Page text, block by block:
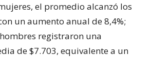
el promedio alcanzó los
un aumento anual de 8,4%;
registraron una
de $7.703, equivalente a un